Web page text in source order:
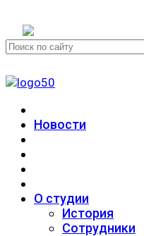
Новости
О студии
История
Сотрудники